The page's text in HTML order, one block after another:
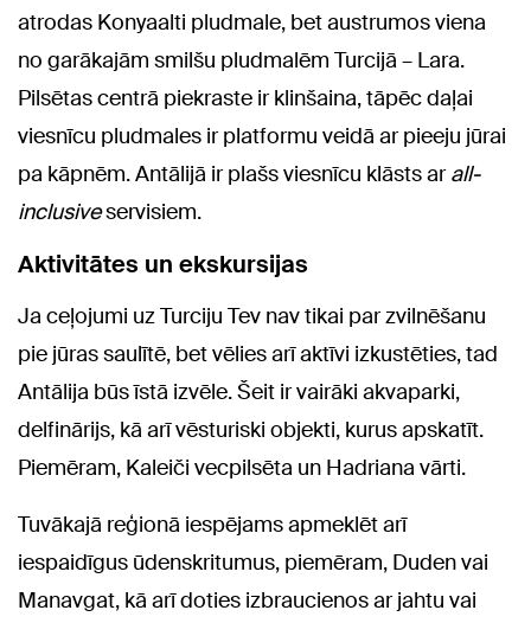
atrodas Konyaalti pludmale, bet austrumos viena
no garākajām smilšu pludmalēm Turcijā – Lara.
Pilsētas centrā piekraste ir klinšaina, tāpēc daļai
viesnīcu pludmales ir platformu veidā ar pieeju jūrai
pa kāpnēm. Antālijā ir plašs viesnīcu klāsts arall-
inclusiveservisiem.
Aktivitātes un ekskursijas
Ja ceļojumi uz Turciju Tev nav tikai par zvilnēšanu
pie jūras saulītē, bet vēlies arī aktīvi izkustēties, tad
Antālija būs īstā izvēle. Šeit ir vairāki akvaparki,
delfinārijs, kā arī vēsturiski objekti, kurus apskatīt.
Piemēram, Kaleiči vecpilsēta un Hadriana vārti.
Tuvākajā reģionā iespējams apmeklēt arī
iespaidīgus ūdenskritumus, piemēram, Duden vai
Manavgat, kā arī doties izbraucienos ar jahtu vai